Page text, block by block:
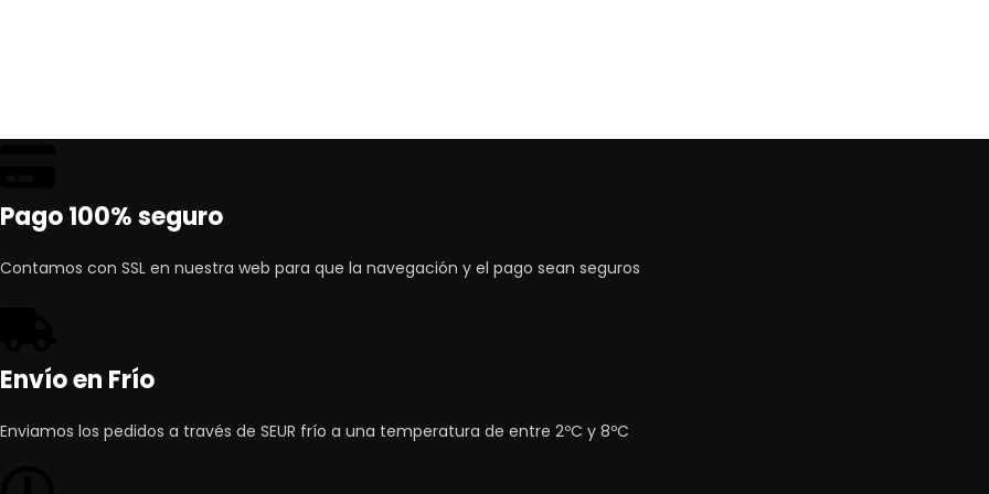
Pago 100% seguro
Contamos con SSL en nuestra web para que la navegación y el pago sean seguros
Envío en Frío
Enviamos los pedidos a través de SEUR frío a una temperatura de entre 2ºC y 8ºC